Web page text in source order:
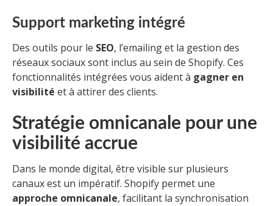
Support marketing intégré
Des outils pour le SEO, l’emailing et la gestion des
réseaux sociaux sont inclus au sein de Shopify. Ces
fonctionnalités intégrées vous aident à gagner en
visibilité et à attirer des clients.
Stratégie omnicanale pour une
visibilité accrue
Dans le monde digital, être visible sur plusieurs
canaux est un impératif. Shopify permet une
approche omnicanale, facilitant la synchronisation